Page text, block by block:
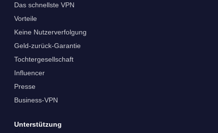
Das schnellste VPN
Vorteile
Keine Nutzerverfolgung
Geld-zurück-Garantie
Tochtergesellschaft
Influencer
Presse
Business-VPN
Unterstützung